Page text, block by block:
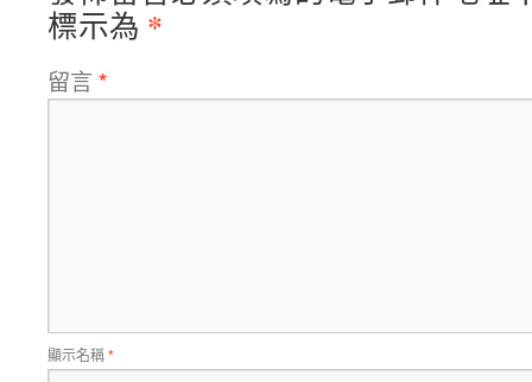
標示為 *
留言 *
顯示名稱*